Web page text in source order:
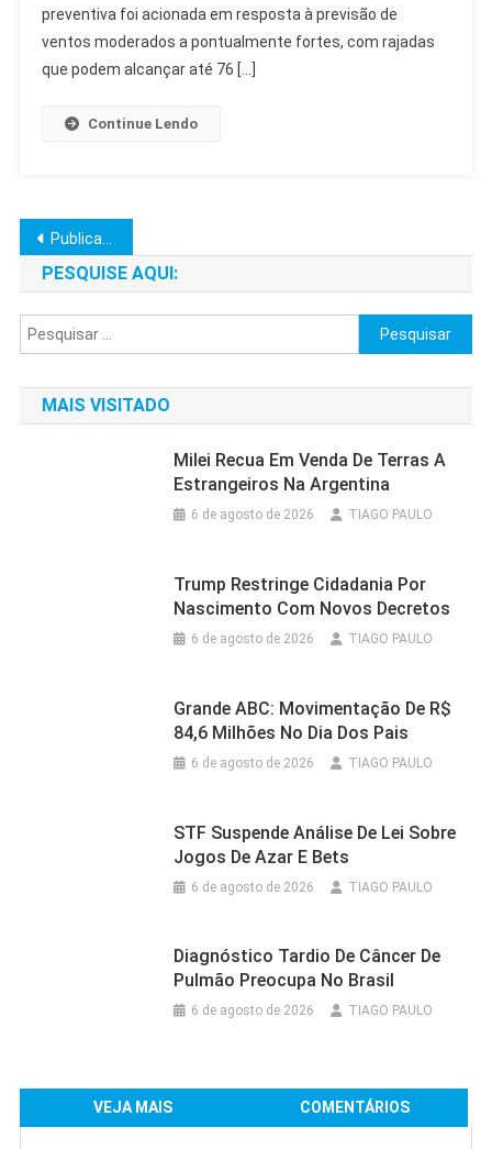
Ventos
Fortes
Ativam
preventiva foi acionada em resposta à previsão de
ventos moderados a pontualmente fortes, com rajadas
que podem alcançar até 76 […]
Continue Lendo
Navegação
por
posts
Publicações mais antigas
PESQUISE AQUI:
Pesquisar
por:
MAIS VISITADO
Milei Recua Em Venda De Terras A
Estrangeiros Na Argentina
6 de agosto de 2026 TIAGO PAULO
Trump Restringe Cidadania Por
Nascimento Com Novos Decretos
6 de agosto de 2026 TIAGO PAULO
Grande ABC: Movimentação De R$
84,6 Milhões No Dia Dos Pais
6 de agosto de 2026 TIAGO PAULO
STF Suspende Análise De Lei Sobre
Jogos De Azar E Bets
6 de agosto de 2026 TIAGO PAULO
Diagnóstico Tardio De Câncer De
Pulmão Preocupa No Brasil
6 de agosto de 2026 TIAGO PAULO
VEJA MAIS COMENTÁRIOS